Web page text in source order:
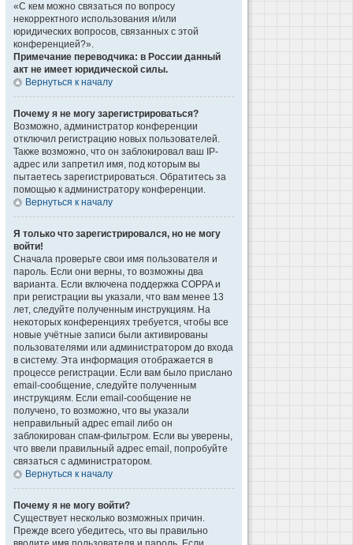
«С кем можно связаться по вопросу
некорректного использования и/или
юридических вопросов, связанных с этой
конференцией?».
Примечание переводчика: в России данный
акт не имеет юридической силы.
Вернуться к началу
Почему я не могу зарегистрироваться?
Возможно, администратор конференции
отключил регистрацию новых пользователей.
Также возможно, что он заблокировал ваш IP-
адрес или запретил имя, под которым вы
пытаетесь зарегистрироваться. Обратитесь за
помощью к администратору конференции.
Вернуться к началу
Я только что зарегистрировался, но не могу
войти!
Сначала проверьте свои имя пользователя и
пароль. Если они верны, то возможны два
варианта. Если включена поддержка COPPA и
при регистрации вы указали, что вам менее 13
лет, следуйте полученным инструкциям. На
некоторых конференциях требуется, чтобы все
новые учётные записи были активированы
пользователями или администратором до входа
в систему. Эта информация отображается в
процессе регистрации. Если вам было прислано
email-сообщение, следуйте полученным
инструкциям. Если email-сообщение не
получено, то возможно, что вы указали
неправильный адрес email либо он
заблокирован спам-фильтром. Если вы уверены,
что ввели правильный адрес email, попробуйте
связаться с администратором.
Вернуться к началу
Почему я не могу войти?
Существует несколько возможных причин.
Прежде всего убедитесь, что вы правильно